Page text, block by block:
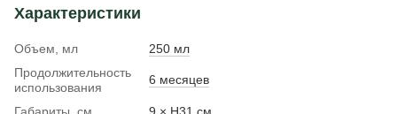
Характеристики
Объем, мл
250 мл
Продолжительность
использования
6 месяцев